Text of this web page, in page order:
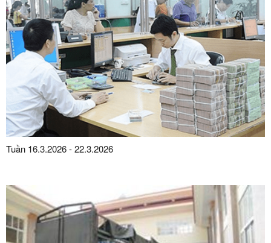
Tuần 16.3.2026 - 22.3.2026